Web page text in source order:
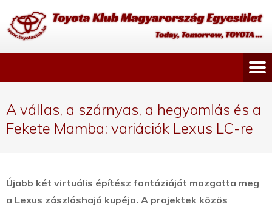
A vállas, a szárnyas, a hegyomlás és a
Fekete Mamba: variációk Lexus LC-re
Újabb két virtuális építész fantáziáját mozgatta meg
a Lexus zászlóshajó kupéja. A projektek közös